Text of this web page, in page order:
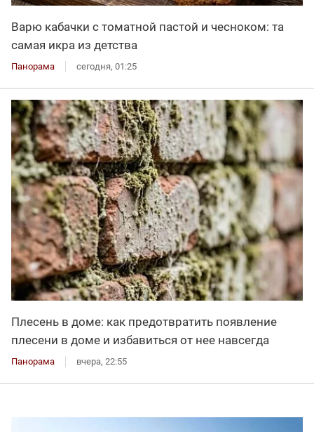
Варю кабачки с томатной пастой и чесноком: та
самая икра из детства
Панорама сегодня, 01:25
Плесень в доме: как предотвратить появление
плесени в доме и избавиться от нее навсегда
Панорама вчера, 22:55